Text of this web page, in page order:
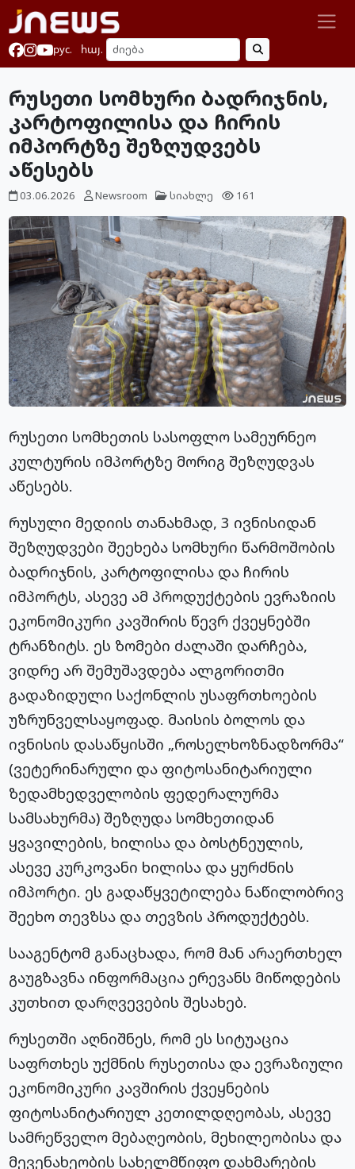
рус. հայ.
რუსეთი სომხური ბადრიჯნის,
კარტოფილისა და ჩირის
იმპორტზე შეზღუდვებს
აწესებს
03.06.2026 Newsroom სიახლე 161
რუსეთი სომხეთის სასოფლო სამეურნეო
კულტურის იმპორტზე მორიგ შეზღუდვას
აწესებს.
რუსული მედიის თანახმად, 3 ივნისიდან
შეზღუდვები შეეხება სომხური წარმოშობის
ბადრიჯნის, კარტოფილისა და ჩირის
იმპორტს, ასევე ამ პროდუქტების ევრაზიის
ეკონომიკური კავშირის წევრ ქვეყნებში
ტრანზიტს. ეს ზომები ძალაში დარჩება,
ვიდრე არ შემუშავდება ალგორითმი
გადაზიდული საქონლის უსაფრთხოების
უზრუნველსაყოფად. მაისის ბოლოს და
ივნისის დასაწყისში „როსელხოზნადზორმა“
(ვეტერინარული და ფიტოსანიტარიული
ზედამხედველობის ფედერალურმა
სამსახურმა) შეზღუდა სომხეთიდან
ყვავილების, ხილისა და ბოსტნეულის,
ასევე კურკოვანი ხილისა და ყურძნის
იმპორტი. ეს გადაწყვეტილება ნაწილობრივ
შეეხო თევზსა და თევზის პროდუქტებს.
სააგენტომ განაცხადა, რომ მან არაერთხელ
გაუგზავნა ინფორმაცია ერევანს მიწოდების
კუთხით დარღვევების შესახებ.
რუსეთში აღნიშნეს, რომ ეს სიტუაცია
საფრთხეს უქმნის რუსეთისა და ევრაზიული
ეკონომიკური კავშირის ქვეყნების
ფიტოსანიტარიულ კეთილდღეობას, ასევე
სამრეწველო მებაღეობის, მეხილეობისა და
მევენახეობის სახელმწიფო დახმარების